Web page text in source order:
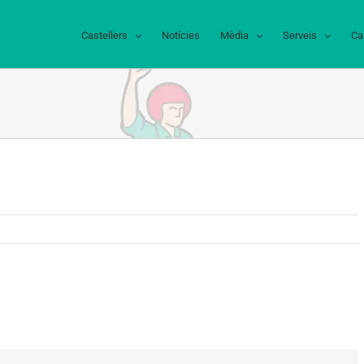
Castellers Notícies Mèdia Serveis